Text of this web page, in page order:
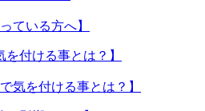
ている方へ】
気を付ける事とは？】